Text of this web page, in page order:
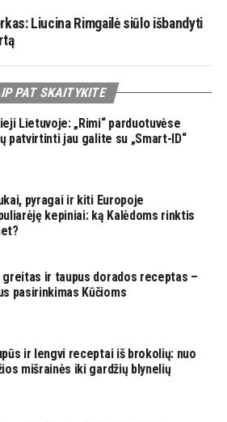
Liucina Rimgailė siūlo išbandyti
PAT SKAITYKITE
Lietuvoje: „Rimi“ parduotuvėse
patvirtinti jau galite su „Smart-ID“
pyragai ir kiti Europoje
kepiniai: ką Kalėdoms rinktis
greitas ir taupus dorados receptas –
pasirinkimas Kūčioms
ir lengvi receptai iš brokolių: nuo
mišrainės iki gardžių blynelių